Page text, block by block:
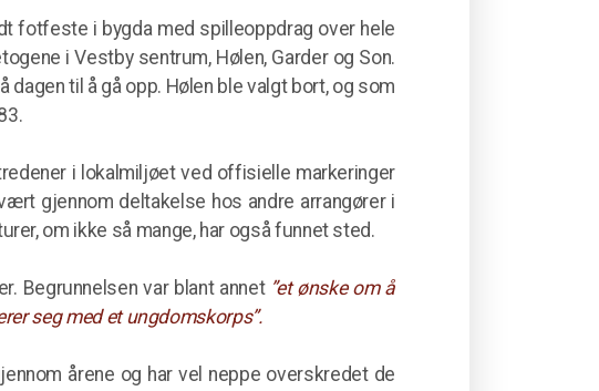
fotfeste i bygda med spilleoppdrag over hele
i Vestby sentrum, Hølen, Garder og Son.
til å gå opp. Hølen ble valgt bort, og som
i lokalmiljøet ved offisielle markeringer
gjennom deltakelse hos andre arrangører i
om ikke så mange, har også funnet sted.
Begrunnelsen var blant annet ”et ønske om å
seg med et ungdomskorps”.
årene og har vel neppe overskredet de